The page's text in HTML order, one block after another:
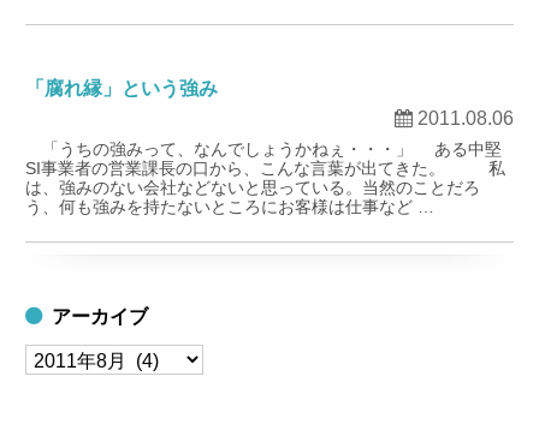
「腐れ縁」という強み
2011.08.06
「うちの強みって、なんでしょうかねぇ・・・」 ある中堅
SI事業者の営業課長の口から、こんな言葉が出てきた。 私
は、強みのない会社などないと思っている。当然のことだろ
う、何も強みを持たないところにお客様は仕事など …
アーカイブ
ア